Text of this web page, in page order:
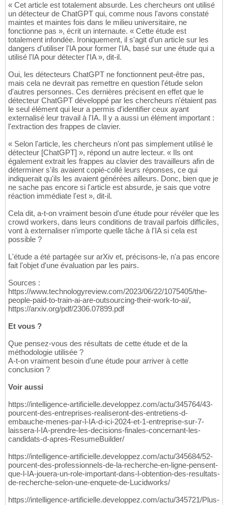
« Cet article est totalement absurde. Les chercheurs ont utilisé
un détecteur de ChatGPT qui, comme nous l'avons constaté
maintes et maintes fois dans le milieu universitaire, ne
fonctionne pas », écrit un internaute. « Cette étude est
totalement infondée. Ironiquement, il s'agit d'un article sur les
dangers d'utiliser l'IA pour former l'IA, basé sur une étude qui a
utilisé l'IA pour détecter l'IA », dit-il.
Oui, les détecteurs ChatGPT ne fonctionnent peut-être pas,
mais cela ne devrait pas remettre en question l'étude selon
d'autres personnes. Ces dernières précisent en effet que le
détecteur ChatGPT développé par les chercheurs n'étaient pas
le seul élément qui leur a permis d'identifier ceux ayant
externalisé leur travail à l'IA. Il y a aussi un élément important :
l'extraction des frappes de clavier.
« Selon l'article, les chercheurs n'ont pas simplement utilisé le
détecteur [ChatGPT] », répond un autre lecteur. « Ils ont
également extrait les frappes au clavier des travailleurs afin de
déterminer s'ils avaient copié-collé leurs réponses, ce qui
indiquerait qu'ils les avaient générées ailleurs. Donc, bien que je
ne sache pas encore si l'article est absurde, je sais que votre
réaction immédiate l'est », dit-il.
Cela dit, a-t-on vraiment besoin d'une étude pour révéler que les
crowd workers, dans leurs conditions de travail parfois difficiles,
vont à externaliser n'importe quelle tâche à l'IA si cela est
possible ?
L'étude a été partagée sur arXiv et, précisons-le, n'a pas encore
fait l'objet d'une évaluation par les pairs.
Sources :
https://www.technologyreview.com/2023/06/22/1075405/the-
people-paid-to-train-ai-are-outsourcing-their-work-to-ai/,
https://arxiv.org/pdf/2306.07899.pdf
Et vous ?
Que pensez-vous des résultats de cette étude et de la
méthodologie utilisée ?
A-t-on vraiment besoin d'une étude pour arriver à cette
conclusion ?
Voir aussi
https://intelligence-artificielle.developpez.com/actu/345764/43-
pourcent-des-entreprises-realiseront-des-entretiens-d-
embauche-menes-par-l-IA-d-ici-2024-et-1-entreprise-sur-7-
laissera-l-IA-prendre-les-decisions-finales-concernant-les-
candidats-d-apres-ResumeBuilder/
https://intelligence-artificielle.developpez.com/actu/345684/52-
pourcent-des-professionnels-de-la-recherche-en-ligne-pensent-
que-l-IA-jouera-un-role-important-dans-l-obtention-des-resultats-
de-recherche-selon-une-enquete-de-Lucidworks/
https://intelligence-artificielle.developpez.com/actu/345721/Plus-